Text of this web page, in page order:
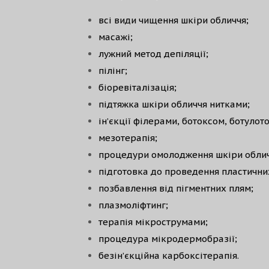
всі види чищення шкіри обличчя;
масажі;
лужний метод депіляції;
пілінг;
біоревіталізація;
підтяжка шкіри обличчя нитками;
ін’єкції філерами, ботоксом,
мезотерапія;
процедури омолодження шкіри
підготовка до проведення
позбавлення від пігментних плям;
плазмоліфтинг;
терапія мікрострумами;
процедура мікродермобразії;
безін’єкційна карбоксітерапія.